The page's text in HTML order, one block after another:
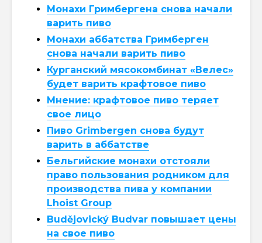
Монахи Гримбергена снова начали
варить пиво
Монахи аббатства Гримберген
снова начали варить пиво
Курганский мясокомбинат «Велес»
будет варить крафтовое пиво
Мнение: крафтовое пиво теряет
свое лицо
Пиво Grimbergen снова будут
варить в аббатстве
Бельгийские монахи отстояли
право пользования родником для
производства пива у компании
Lhoist Group
Budějovický Budvar повышает цены
на свое пиво